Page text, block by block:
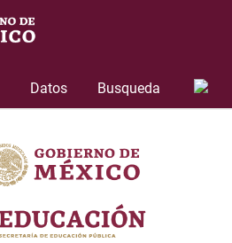
Datos Busqueda